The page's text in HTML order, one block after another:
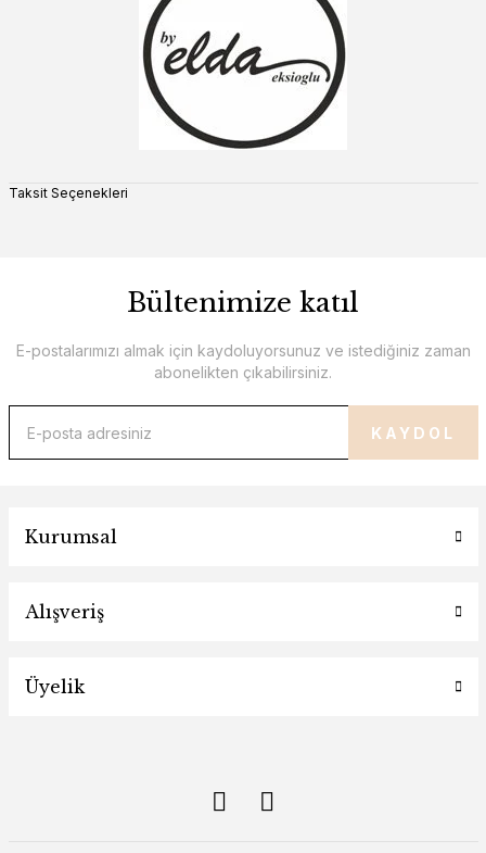
Taksit Seçenekleri
Bültenimize katıl
E-postalarımızı almak için kaydoluyorsunuz ve istediğiniz zaman
abonelikten çıkabilirsiniz.
KAYDOL
Kurumsal
Alışveriş
Üyelik